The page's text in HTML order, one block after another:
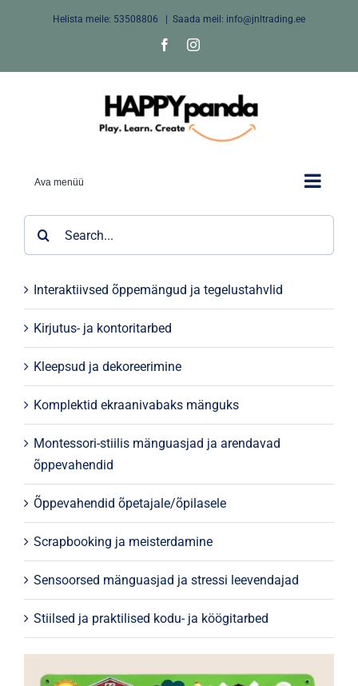
Helista meile: 53508806 Saada meil: info@jnltrading.ee
FacebookInstagram
Ava menüü
Interaktiivsed õppemängud ja tegelustahvlid
Kirjutus- ja kontoritarbed
Kleepsud ja dekoreerimine
Komplektid ekraanivabaks mänguks
Montessori-stiilis mänguasjad ja arendavad
õppevahendid
Õppevahendid õpetajale/õpilasele
Scrapbooking ja meisterdamine
Sensoorsed mänguasjad ja stressi leevendajad
Stiilsed ja praktilised kodu- ja köögitarbed